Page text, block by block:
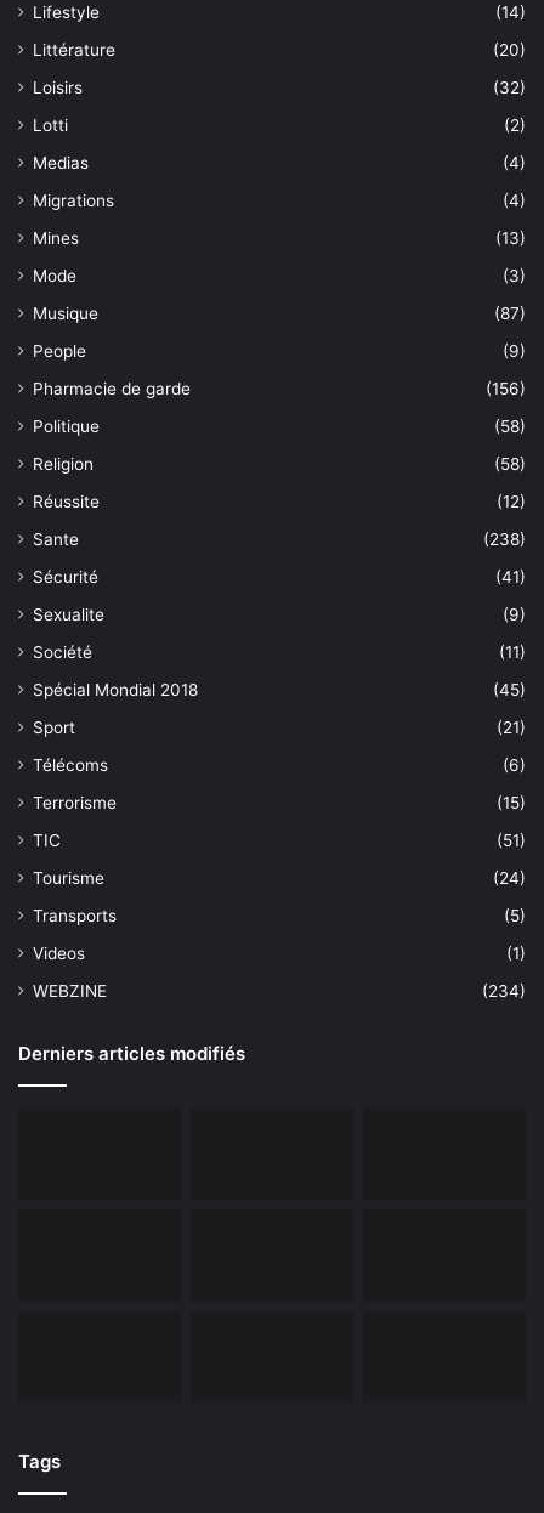
Lifestyle
(14)
Littérature
(20)
Loisirs
(32)
Lotti
(2)
Medias
(4)
Migrations
(4)
Mines
(13)
Mode
(3)
Musique
(87)
People
(9)
Pharmacie de garde
(156)
Politique
(58)
Religion
(58)
Réussite
(12)
Sante
(238)
Sécurité
(41)
Sexualite
(9)
Société
(11)
Spécial Mondial 2018
(45)
Sport
(21)
Télécoms
(6)
Terrorisme
(15)
TIC
(51)
Tourisme
(24)
Transports
(5)
Videos
(1)
WEBZINE
(234)
Derniers articles modifiés
Tags